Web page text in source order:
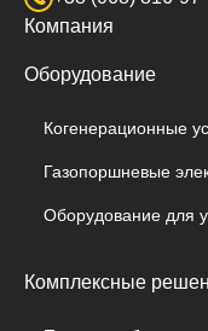
Компания
Оборудование
Когенерационные
Газопоршневые
Оборудование для
Комплексные